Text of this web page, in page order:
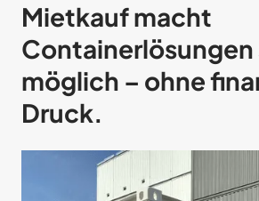
Mietkauf macht
möglich – ohne
Druck.